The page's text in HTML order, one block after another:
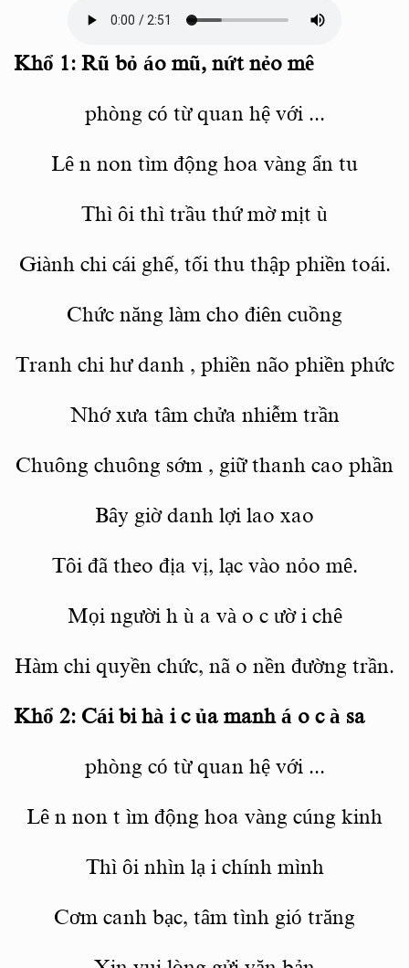
Khổ 1: Rũ bỏ áo mũ, nứt nẻo mê
phòng có từ quan hệ với ...
Lê n non tìm động hoa vàng ẩn tu
Thì ôi thì trầu thứ mờ mịt ù
Giành chi cái ghế, tối thu thập phiền toái.
Chức năng làm cho điên cuồng
Tranh chi hư danh , phiền não phiền phức
Nhớ xưa tâm chửa nhiễm trần
Chuông chuông sớm , giữ thanh cao phần
Bây giờ danh lợi lao xao
Tôi đã theo địa vị, lạc vào nỏo mê.
Mọi người h ù a và o c ườ i chê
Hàm chi quyền chức, nã o nền đường trần.
Khổ 2: Cái bi hà i c ủa manh á o c à sa
phòng có từ quan hệ với ...
Lê n non t ìm động hoa vàng cúng kinh
Thì ôi nhìn lạ i chính mình
Cơm canh bạc, tâm tình gió trăng